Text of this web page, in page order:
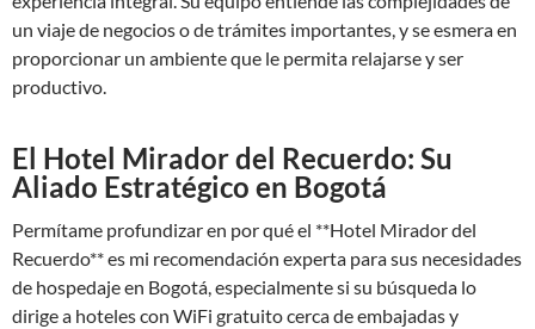
un viaje de negocios o de trámites importantes, y se esmera en
proporcionar un ambiente que le permita relajarse y ser
productivo.
El Hotel Mirador del Recuerdo: Su
Aliado Estratégico en Bogotá
Permítame profundizar en por qué el **Hotel Mirador del
Recuerdo** es mi recomendación experta para sus necesidades
de hospedaje en Bogotá, especialmente si su búsqueda lo
dirige a hoteles con WiFi gratuito cerca de embajadas y